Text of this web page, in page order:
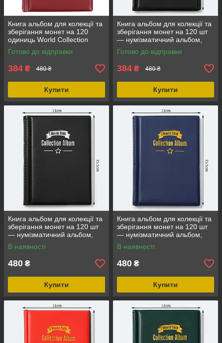
Книга альбом для колекції та
зберігання монет на 120
одиниць World Collection
колір темно-червоний
Готово до відправки
384 ₴ 480 ₴
Купити
Книга альбом для колекції та
зберігання монет на 120 шт
— нумізматичний альбом,
подарунок колекціонеру
Готово до відправки
384 ₴ 480 ₴
Купити
Книга альбом для колекції та
зберігання монет на 120 шт
— нумізматичний альбом,
подарунок колекціонеру
Черный серебро
В наявності
480 ₴
Купити
Книга альбом для колекції та
зберігання монет на 120 шт
— нумізматичний альбом,
подарунок колекціонеру
Темно-синій
В наявності
480 ₴
Купити